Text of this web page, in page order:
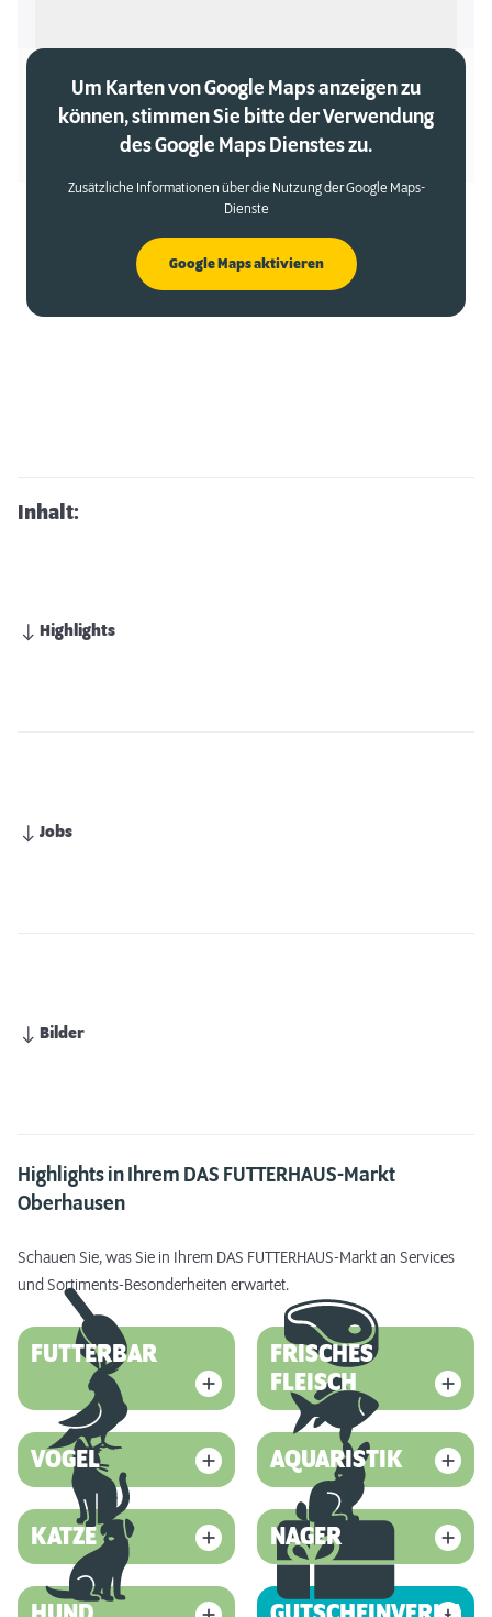
Um Karten von Google Maps anzeigen zu
können, stimmen Sie bitte der Verwendung
des Google Maps Dienstes zu.
Zusätzliche Informationen über die Nutzung der Google Maps-
Dienste
Google Maps aktivieren
Inhalt:
Highlights
Jobs
Bilder
Highlights in Ihrem DAS FUTTERHAUS-Markt
Oberhausen
Schauen Sie, was Sie in Ihrem DAS FUTTERHAUS-Markt an Services
und Sortiments-Besonderheiten erwartet.
FUTTERBAR
FRISCHES
FLEISCH
VOGEL AQUARISTIK
KATZE NAGER